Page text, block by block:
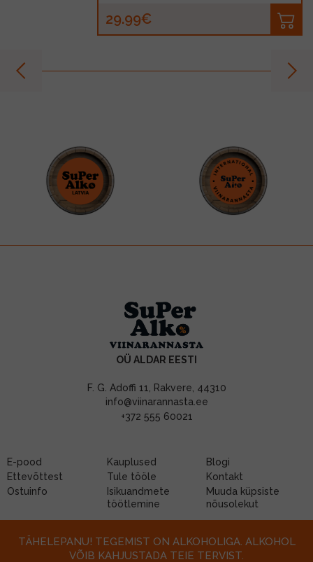
29.99€
OÜ ALDAR EESTI
F. G. Adoffi 11, Rakvere, 44310
info@viinarannasta.ee
+372 555 60021
E-pood Kauplused
Blogi
Ettevõttest
Tule tööle
Kontakt
Ostuinfo
Isikuandmete
töötlemine
Muuda küpsiste
nõusolekut
TÄHELEPANU! TEGEMIST ON ALKOHOLIGA. ALKOHOL
VÕIB KAHJUSTADA TEIE TERVIST.